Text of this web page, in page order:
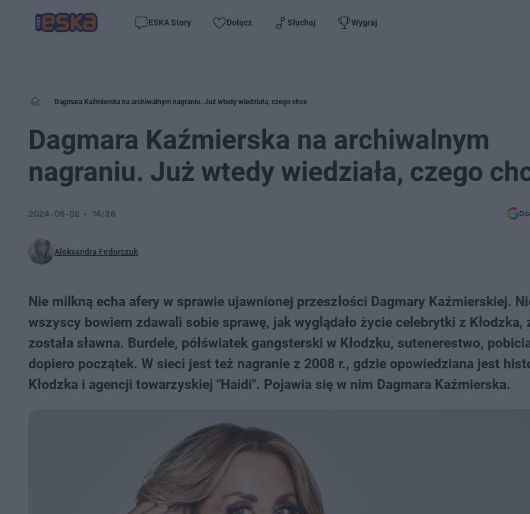
ESKA Story Dołącz Słuchaj Wygraj
Dagmara Kaźmierska na archiwalnym nagraniu. Już wtedy wiedziała, czego chce
Dagmara Kaźmierska na archiwalnym
nagraniu. Już wtedy wiedziała, czego
Aleksandra Fedorczuk
2024-05-02 14:36
Nie milkną echa afery w sprawie ujawnionej przeszłości Dagmary Kaźmierskiej.
wszyscy bowiem zdawali sobie sprawę, jak wyglądało życie celebrytki z Kłodzka,
została sławna. Burdele, półświatek gangsterski w Kłodzku, sutenerestwo,
dopiero początek. W sieci jest też nagranie z 2008 r., gdzie opowiedziana jest
Kłodzka i agencji towarzyskiej "Haidi". Pojawia się w nim Dagmara Kaźmierska.